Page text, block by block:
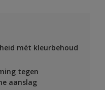
mét kleurbehoud
tegen
aanslag